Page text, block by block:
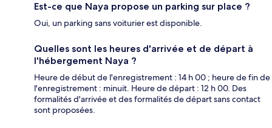
Est-ce que Naya propose un parking sur place ?
Oui, un parking sans voiturier est disponible.
Quelles sont les heures d'arrivée et de départ à
l'hébergement Naya ?
Heure de début de l'enregistrement : 14 h 00 ; heure de fin de
l'enregistrement : minuit. Heure de départ : 12 h 00. Des
formalités d'arrivée et des formalités de départ sans contact
sont proposées.